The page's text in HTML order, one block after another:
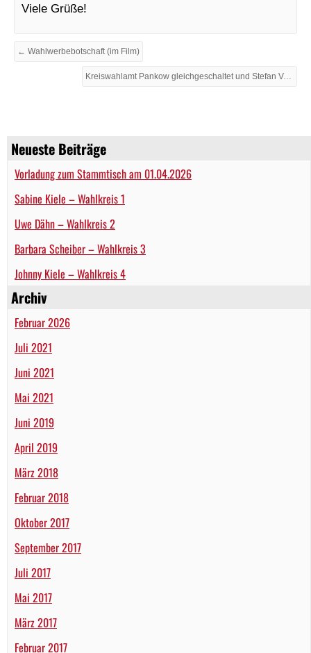
Neueste Beiträge
Vorladung zum Stammtisch am 01.04.2026
Sabine Kiele – Wahlkreis 1
Uwe Dähn – Wahlkreis 2
Barbara Scheiber – Wahlkreis 3
Johnny Kiele – Wahlkreis 4
Archiv
Februar 2026
Juli 2021
Juni 2021
Mai 2021
Juni 2019
April 2019
März 2018
Februar 2018
Oktober 2017
September 2017
Juli 2017
Mai 2017
März 2017
Februar 2017
Viele Grüße!
← Wahlwerbebotschaft (im Film)
Kreiswahlamt Pankow gleichgeschaltet und Stefan Valentin als PARTEI-Kandidat im Wahlkreis 76 bestätigt →